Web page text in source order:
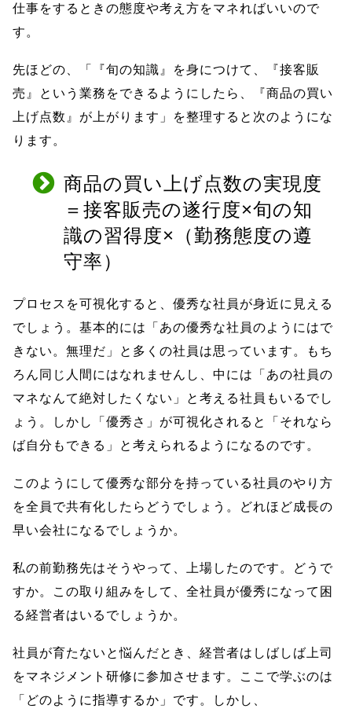
仕事をするときの態度や考え方をマネればいいので
す。
先ほどの、「『旬の知識』を身につけて、『接客販
売』という業務をできるようにしたら、『商品の買い
上げ点数』が上がります」を整理すると次のようにな
ります。
商品の買い上げ点数の実現度
＝接客販売の遂行度×旬の知
識の習得度×（勤務態度の遵
守率）
プロセスを可視化すると、優秀な社員が身近に見える
でしょう。基本的には「あの優秀な社員のようにはで
きない。無理だ」と多くの社員は思っています。もち
ろん同じ人間にはなれませんし、中には「あの社員の
マネなんて絶対したくない」と考える社員もいるでし
ょう。しかし「優秀さ」が可視化されると「それなら
ば自分もできる」と考えられるようになるのです。
このようにして優秀な部分を持っている社員のやり方
を全員で共有化したらどうでしょう。どれほど成長の
早い会社になるでしょうか。
私の前勤務先はそうやって、上場したのです。どうで
すか。この取り組みをして、全社員が優秀になって困
る経営者はいるでしょうか。
社員が育たないと悩んだとき、経営者はしばしば上司
をマネジメント研修に参加させます。ここで学ぶのは
「どのように指導するか」です。しかし、